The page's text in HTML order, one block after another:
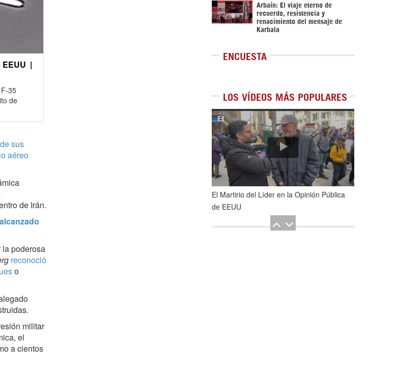
EEUU |
35
de
sus
aéreo
de Irán.
la poderosa
reconoció
o
militar
el
a cientos
Arbaín: El viaje eterno de
recuerdo, resistencia y
renacimiento del mensaje de
Karbala
ENCUESTA
LOS VÍDEOS MÁS POPULARES
1de5
El Martirio del Líder en la Opinión Pública
de EEUU